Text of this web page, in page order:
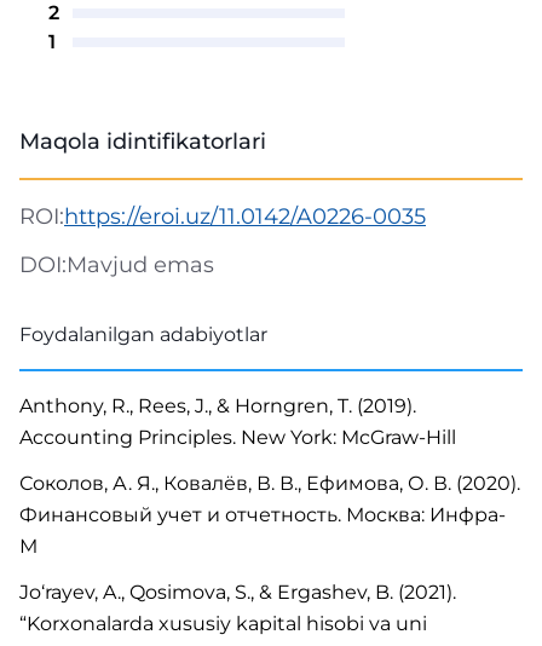
2
1
Maqola idintifikatorlari
ROI:https://eroi.uz/11.0142/A0226-0035
DOI:Mavjud emas
Foydalanilgan adabiyotlar
Anthony, R., Rees, J., & Horngren, T. (2019).
Accounting Principles. New York: McGraw-Hill
Соколов, А. Я., Ковалёв, В. В., Ефимова, О. В. (2020).
Финансовый учет и отчетность. Москва: Инфра-
М
Jo‘rayev, A., Qosimova, S., & Ergashev, B. (2021).
“Korxonalarda xususiy kapital hisobi va uni